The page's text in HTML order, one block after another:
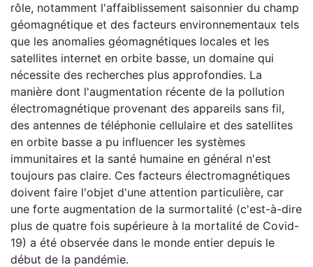
rôle, notamment l'affaiblissement saisonnier du champ
géomagnétique et des facteurs environnementaux tels
que les anomalies géomagnétiques locales et les
satellites internet en orbite basse, un domaine qui
nécessite des recherches plus approfondies. La
manière dont l'augmentation récente de la pollution
électromagnétique provenant des appareils sans fil,
des antennes de téléphonie cellulaire et des satellites
en orbite basse a pu influencer les systèmes
immunitaires et la santé humaine en général n'est
toujours pas claire. Ces facteurs électromagnétiques
doivent faire l'objet d'une attention particulière, car
une forte augmentation de la surmortalité (c'est-à-dire
plus de quatre fois supérieure à la mortalité de Covid-
19) a été observée dans le monde entier depuis le
début de la pandémie.